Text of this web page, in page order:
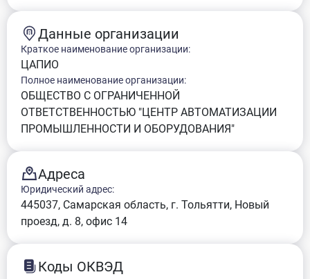
Данные организации
Краткое наименование организации:
ЦАПИО
Полное наименование организации:
ОБЩЕСТВО С ОГРАНИЧЕННОЙ
ОТВЕТСТВЕННОСТЬЮ "ЦЕНТР АВТОМАТИЗАЦИИ
ПРОМЫШЛЕННОСТИ И ОБОРУДОВАНИЯ"
Адреса
Юридический адрес:
445037, Самарская область, г. Тольятти, Новый
проезд, д. 8, офис 14
Коды ОКВЭД